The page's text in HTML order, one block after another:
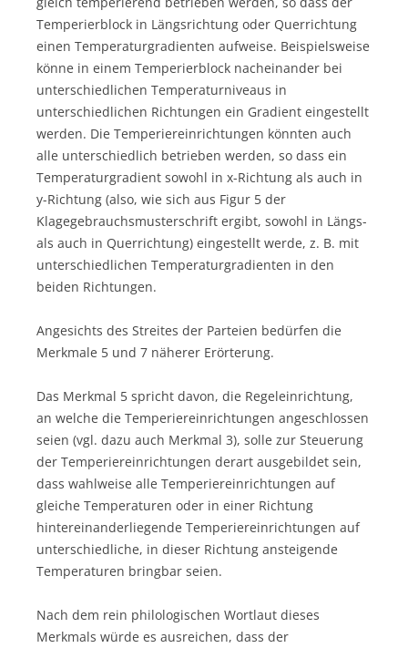
Temperierblock in Längsrichtung oder Querrichtung
einen Temperaturgradienten aufweise. Beispielsweise
könne in einem Temperierblock nacheinander bei
unterschiedlichen Temperaturniveaus in
unterschiedlichen Richtungen ein Gradient eingestellt
werden. Die Temperiereinrichtungen könnten auch
alle unterschiedlich betrieben werden, so dass ein
Temperaturgradient sowohl in x-Richtung als auch in
y-Richtung (also, wie sich aus Figur 5 der
Klagegebrauchsmusterschrift ergibt, sowohl in Längs-
als auch in Querrichtung) eingestellt werde, z. B. mit
unterschiedlichen Temperaturgradienten in den
beiden Richtungen.
Angesichts des Streites der Parteien bedürfen die
Merkmale 5 und 7 näherer Erörterung.
Das Merkmal 5 spricht davon, die Regeleinrichtung,
an welche die Temperiereinrichtungen angeschlossen
seien (vgl. dazu auch Merkmal 3), solle zur Steuerung
der Temperiereinrichtungen derart ausgebildet sein,
dass wahlweise alle Temperiereinrichtungen auf
gleiche Temperaturen oder in einer Richtung
hintereinanderliegende Temperiereinrichtungen auf
unterschiedliche, in dieser Richtung ansteigende
Temperaturen bringbar seien.
Nach dem rein philologischen Wortlaut dieses
Merkmals würde es ausreichen, dass der